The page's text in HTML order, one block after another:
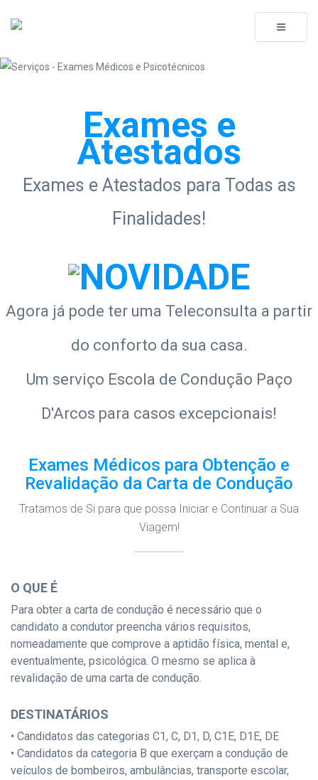
Toggle
Exames e
Atestados
Exames e Atestados para Todas as
Finalidades!
Agora já pode ter uma Teleconsulta a partir
do conforto da sua casa.
Um serviço Escola de Condução Paço
D'Arcos para casos excepcionais!
Exames Médicos para Obtenção e
Revalidação da Carta de Condução
Tratamos de Si para que possa Iniciar e Continuar a Sua
Viagem!
O QUE É
Para obter a carta de condução é necessário que o
candidato a condutor preencha vários requisitos,
nomeadamente que comprove a aptidão física, mental e,
eventualmente, psicológica. O mesmo se aplica à
revalidação de uma carta de condução.
DESTINATÁRIOS
• Candidatos das categorias C1, C, D1, D, C1E, D1E, DE
• Candidatos da categoria B que exerçam a condução de
veículos de bombeiros, ambulâncias, transporte escolar,